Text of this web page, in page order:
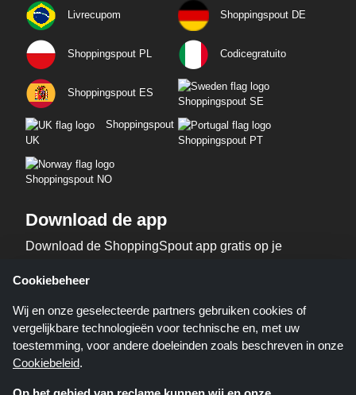
Livrecupom Shoppingspout DE
Shoppingspout PL Codicegratuito
Shoppingspout ES
Shoppingspout SE
Shoppingspout
UK
Shoppingspout PT
Shoppingspout NO
Download de app
Download de ShoppingSpout app gratis op je
Cookiebeheer
Wij en onze geselecteerde partners gebruiken cookies of
vergelijkbare technologieën voor technische en, met uw
toestemming, voor andere doeleinden zoals beschreven in onze
Cookiebeleid.